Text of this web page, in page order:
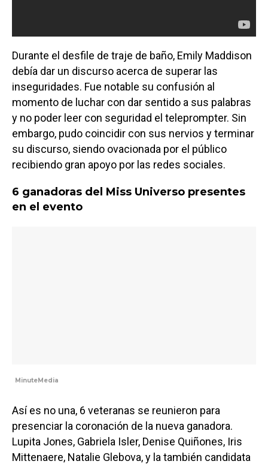
Durante el desfile de traje de baño, Emily Maddison
debía dar un discurso acerca de superar las
inseguridades. Fue notable su confusión al
momento de luchar con dar sentido a sus palabras
y no poder leer con seguridad el teleprompter. Sin
embargo, pudo coincidir con sus nervios y terminar
su discurso, siendo ovacionada por el público
recibiendo gran apoyo por las redes sociales.
6 ganadoras del Miss Universo presentes
en el evento
MinuteMedia
Así es no una, 6 veteranas se reunieron para
presenciar la coronación de la nueva ganadora.
Lupita Jones, Gabriela Isler, Denise Quiñones, Iris
Mittenaere, Natalie Glebova, y la también candidata